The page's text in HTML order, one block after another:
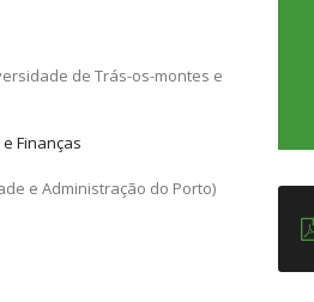
de Trás-os-montes e
Finanças
e Administração do Porto)